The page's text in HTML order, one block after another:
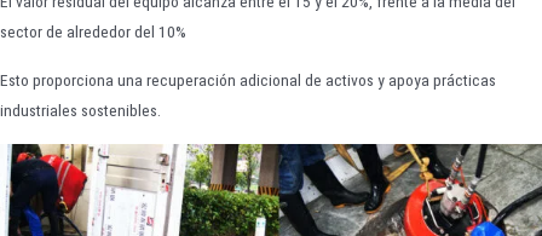
sector de alrededor del 10%
Esto proporciona una recuperación adicional de activos y apoya prácticas
industriales sostenibles.